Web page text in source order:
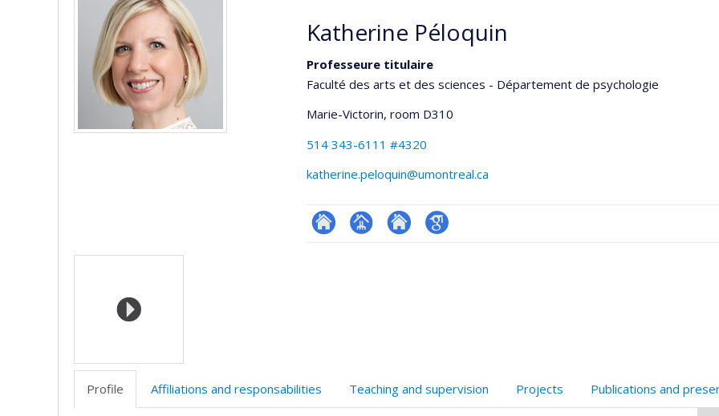
Katherine Péloquin
Professeure titulaire
Faculté des arts et des sciences - Département de psychologie
Marie-Victorin, room D310
514 343-6111 #4320
katherine.peloquin@umontreal.ca
ResearchGate
Page Site
Google
Media
Profile Affiliations and responsabilities Teaching and supervision Projects Publications and